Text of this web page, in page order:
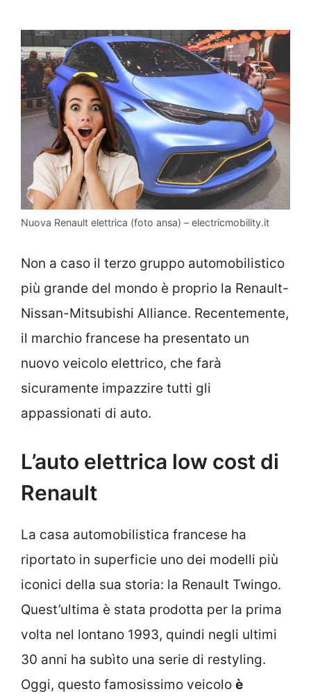
Nuova Renault elettrica (foto ansa) – electricmobility.it
Non a caso il terzo gruppo automobilistico
più grande del mondo è proprio la Renault-
Nissan-Mitsubishi Alliance. Recentemente,
il marchio francese ha presentato un
nuovo veicolo elettrico, che farà
sicuramente impazzire tutti gli
appassionati di auto.
L’auto elettrica low cost di
Renault
La casa automobilistica francese ha
riportato in superficie uno dei modelli più
iconici della sua storia: la Renault Twingo.
Quest’ultima è stata prodotta per la prima
volta nel lontano 1993, quindi negli ultimi
30 anni ha subìto una serie di restyling.
Oggi, questo famosissimo veicolo è